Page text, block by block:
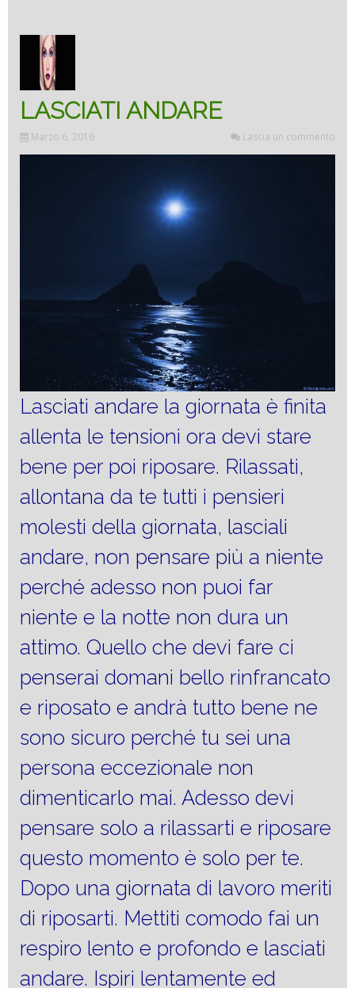
LASCIATI ANDARE
Marzo 6, 2016 Lascia un commento
Lasciati andare la giornata è finita
allenta le tensioni ora devi stare
bene per poi riposare. Rilassati,
allontana da te tutti i pensieri
molesti della giornata, lasciali
andare, non pensare più a niente
perché adesso non puoi far
niente e la notte non dura un
attimo. Quello che devi fare ci
penserai domani bello rinfrancato
e riposato e andrà tutto bene ne
sono sicuro perché tu sei una
persona eccezionale non
dimenticarlo mai. Adesso devi
pensare solo a rilassarti e riposare
questo momento è solo per te.
Dopo una giornata di lavoro meriti
di riposarti. Mettiti comodo fai un
respiro lento e profondo e lasciati
andare. Ispiri lentamente ed